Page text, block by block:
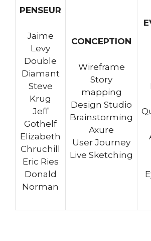
PENSEUR
Jaime
Levy
Double
Diamant
Steve
Krug
Jeff
Gothelf
Elizabeth
Chruchill
Eric Ries
Donald
Norman
CONCEPTION
Wireframe
Story
mapping
Design Studio
Brainstorming
Axure
User Journey
Live Sketching